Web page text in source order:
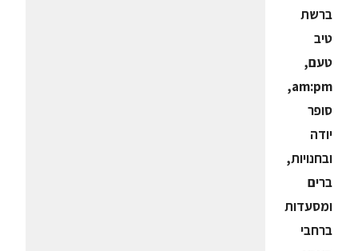
ברשת
טיב
טעם,
am:pm
,
סופר
יודה
ובחנויות,
ברים
ומסעדות
ברחבי